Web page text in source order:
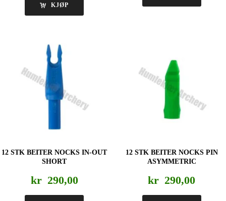
KJØP
12 STK BEITER NOCKS IN-OUT
SHORT
kr 290,00
12 STK BEITER NOCKS PIN
ASYMMETRIC
kr 290,00